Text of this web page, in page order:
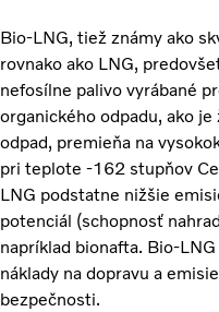
Bio-LNG, tiež známy ako
rovnako ako LNG,
nefosílne palivo vyrábané
organického odpadu, ako
odpad, premieňa na
pri teplote -162 stupňov
LNG podstatne nižšie
potenciál (schopnosť
napríklad bionafta. Bio-
náklady na dopravu a
bezpečnosti.